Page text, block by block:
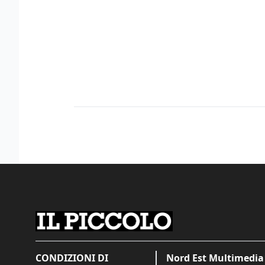
CONDIZIONI DI
Nord Est Multimedia